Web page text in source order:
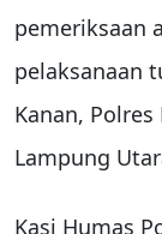
pemeriksaan
pelaksanaan
Kanan,
Lampung
Kasi Humas